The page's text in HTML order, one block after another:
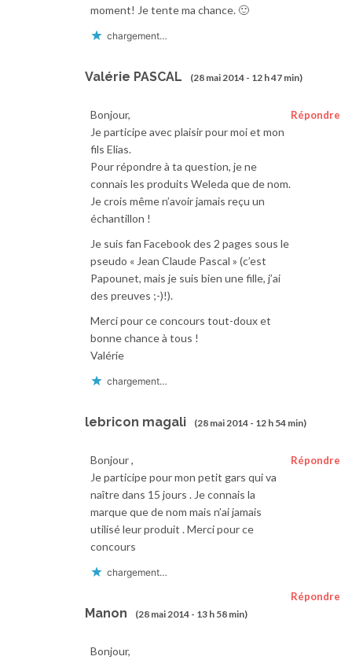
moment! Je tente ma chance. 🙂
chargement…
Valérie PASCAL (28 mai 2014 - 12 h 47 min)
Répondre
Bonjour,
Je participe avec plaisir pour moi et mon
fils Elias.
Pour répondre à ta question, je ne
connais les produits Weleda que de nom.
Je crois même n’avoir jamais reçu un
échantillon !
Je suis fan Facebook des 2 pages sous le
pseudo « Jean Claude Pascal » (c’est
Papounet, mais je suis bien une fille, j’ai
des preuves ;-)!).
Merci pour ce concours tout-doux et
bonne chance à tous !
Valérie
chargement…
lebricon magali (28 mai 2014 - 12 h 54 min)
Répondre
Bonjour ,
Je participe pour mon petit gars qui va
naître dans 15 jours . Je connais la
marque que de nom mais n’ai jamais
utilisé leur produit . Merci pour ce
concours
chargement…
Manon (28 mai 2014 - 13 h 58 min)
Répondre
Bonjour,